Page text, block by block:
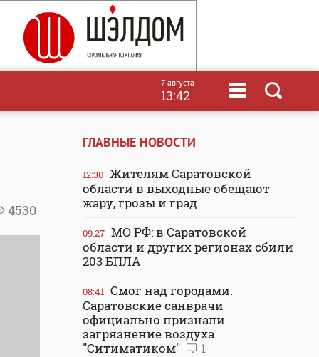
7 августа
13:42
4530
ГЛАВНЫЕ НОВОСТИ
12:30 Жителям Саратовской
области в выходные обещают
жару, грозы и град
09:27 МО РФ: в Саратовской
области и других регионах сбили
203 БПЛА
08:41 Смог над городами.
Саратовские санврачи
официально признали
загрязнение воздуха
"Ситиматиком"
1